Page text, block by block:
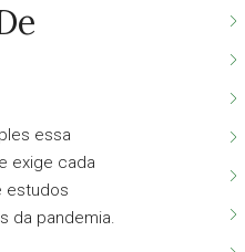
essa
exige cada
estudos
da pandemia.